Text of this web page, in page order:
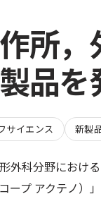
所，
品を
サイエンス 新製
外科分野におけ
ープ アクテノ）